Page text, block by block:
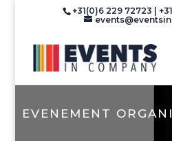
+31(0)6 229 72723 |
EVENEMENT